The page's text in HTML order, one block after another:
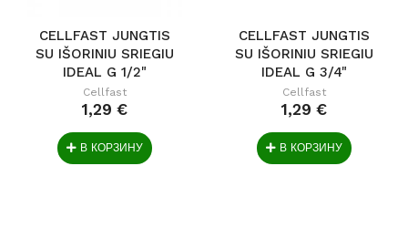
CELLFAST JUNGTIS
SU IŠORINIU SRIEGIU
IDEAL G 1/2"
Cellfast
1,29 €
В КОРЗИНУ
CELLFAST JUNGTIS
SU IŠORINIU SRIEGIU
IDEAL G 3/4"
Cellfast
1,29 €
В КОРЗИНУ